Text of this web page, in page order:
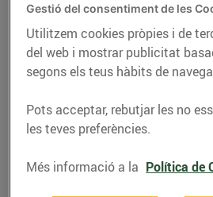
ACTUALITAT
Gestió del consentiment de les
Utilitzem cookies pròpies i de
del web i mostrar publicitat
segons els teus hàbits de
Pots acceptar, rebutjar les no
les teves preferències.
Més informació a la Política de